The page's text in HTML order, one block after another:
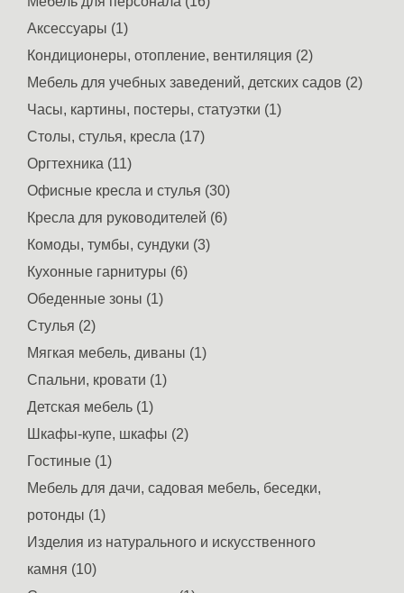
Аксессуары (1)
Кондиционеры, отопление, вентиляция (2)
Мебель для учебных заведений, детских садов (2)
Часы, картины, постеры, статуэтки (1)
Столы, стулья, кресла (17)
Оргтехника (11)
Офисные кресла и стулья (30)
Кресла для руководителей (6)
Комоды, тумбы, сундуки (3)
Кухонные гарнитуры (6)
Обеденные зоны (1)
Стулья (2)
Мягкая мебель, диваны (1)
Спальни, кровати (1)
Детская мебель (1)
Шкафы-купе, шкафы (2)
Гостиные (1)
Мебель для дачи, садовая мебель, беседки,
ротонды (1)
Изделия из натурального и искусственного
камня (10)